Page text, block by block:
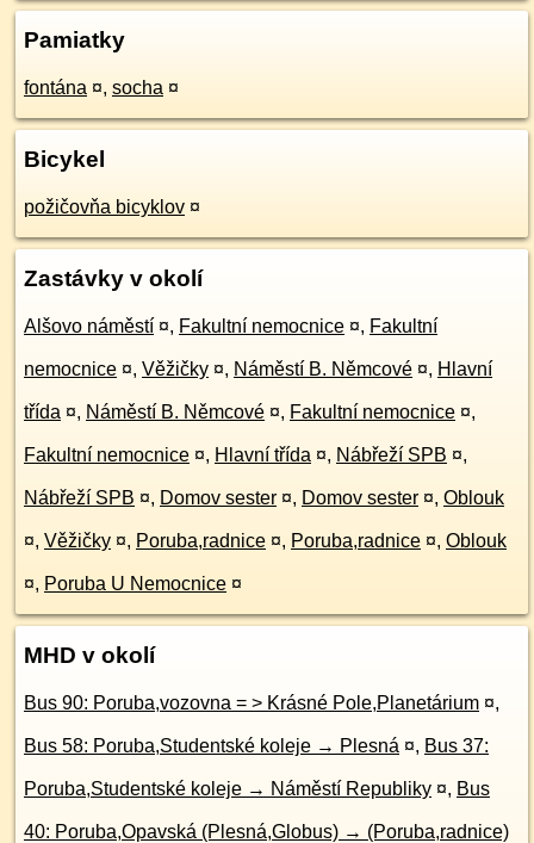
Pamiatky
fontána ¤, socha ¤
Bicykel
požičovňa bicyklov ¤
Zastávky v okolí
Alšovo náměstí ¤, Fakultní nemocnice ¤, Fakultní
nemocnice ¤, Věžičky ¤, Náměstí B. Němcové ¤, Hlavní
třída ¤, Náměstí B. Němcové ¤, Fakultní nemocnice ¤,
Fakultní nemocnice ¤, Hlavní třída ¤, Nábřeží SPB ¤,
Nábřeží SPB ¤, Domov sester ¤, Domov sester ¤, Oblouk
¤, Věžičky ¤, Poruba,radnice ¤, Poruba,radnice ¤, Oblouk
¤, Poruba U Nemocnice ¤
MHD v okolí
Bus 90: Poruba,vozovna = > Krásné Pole,Planetárium ¤,
Bus 58: Poruba,Studentské koleje → Plesná ¤, Bus 37:
Poruba,Studentské koleje → Náměstí Republiky ¤, Bus
40: Poruba,Opavská (Plesná,Globus) → (Poruba,radnice)